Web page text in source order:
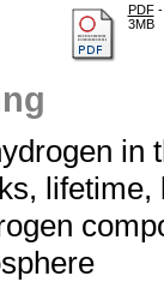
PDF-
3MB
in